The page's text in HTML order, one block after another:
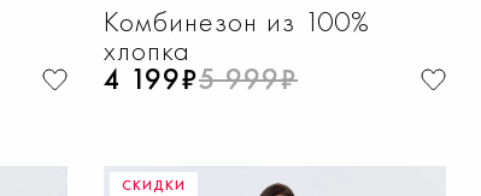
Комбинезон из 100%
хлопка
4 199₽5 999₽
СКИДКИ